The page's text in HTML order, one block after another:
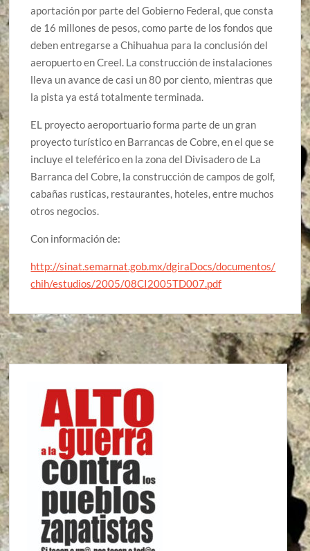
aportación por parte del Gobierno Federal, que consta
de 16 millones de pesos, como parte de los fondos que
deben entregarse a Chihuahua para la conclusión del
aeropuerto en Creel. La construcción de instalaciones
lleva un avance de casi un 80 por ciento, mientras que
la pista ya está totalmente terminada.
EL proyecto aeroportuario forma parte de un gran
proyecto turístico en Barrancas de Cobre, en el que se
incluye el teleférico en la zona del Divisadero de La
Barranca del Cobre, la construcción de campos de golf,
cabañas rusticas, restaurantes, hoteles, entre muchos
otros negocios.
Con información de:
http://sinat.semarnat.gob.mx/dgiraDocs/documentos/
chih/estudios/2005/08CI2005TD007.pdf